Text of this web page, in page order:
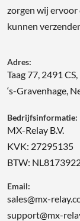
zorgen wij
kunnen
Adres:
Taag 77, 2491 CS,
‘s-Gravenhage,
Bedrijfsinformatie:
MX-Relay B.V.
KVK: 27295135
BTW:
Email:
sales@mx-
support@mx-